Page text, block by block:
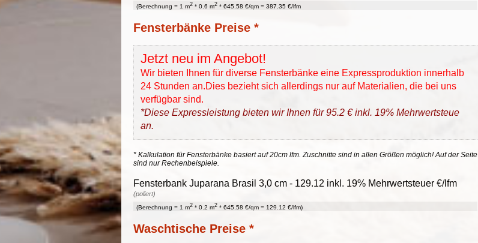
(Berechnung = 1 m2 * 0.6 m2 * 645.58 €/qm = 387.35 €/lfm
Fensterbänke Preise *
Jetzt neu im Angebot!
Wir bieten Ihnen für diverse Fensterbänke eine Expressproduktion innerhalb
24 Stunden an.Dies bezieht sich allerdings nur auf Materialien, die bei uns
verfügbar sind.
*Diese Expressleistung bieten wir Ihnen für 95.2 € inkl. 19% Mehrwertsteue
an.
* Kalkulation für Fensterbänke basiert auf 20cm lfm. Zuschnitte sind in allen Größen möglich! Auf der Seite
sind nur Rechenbeispiele.
Fensterbank Juparana Brasil 3,0 cm - 129.12 inkl. 19% Mehrwertsteuer €/lfm
(poliert)
(Berechnung = 1 m2 * 0.2 m2 * 645.58 €/qm = 129.12 €/lfm)
Waschtische Preise *